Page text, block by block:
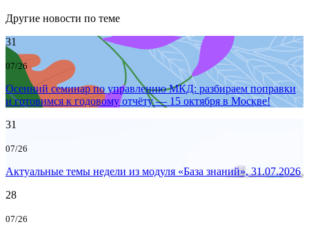
Другие новости по теме
31
07/26
Осенний семинар по управлению МКД: разбираем поправки
и готовимся к годовому отчёту — 15 октября в Москве!
31
07/26
Актуальные темы недели из модуля «База знаний», 31.07.2026
28
07/26